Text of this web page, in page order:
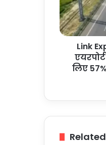
को
गंगा
एक्सप्रेसवे
से
एक
में
Link
लिए